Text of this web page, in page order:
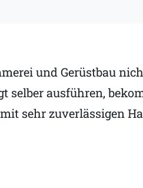
und Gerüstbau
selber ausführen,
sehr zuverlässigen